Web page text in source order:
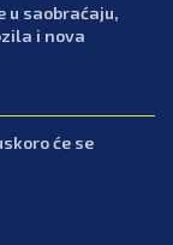
u saobraćaju,
i nova
će se